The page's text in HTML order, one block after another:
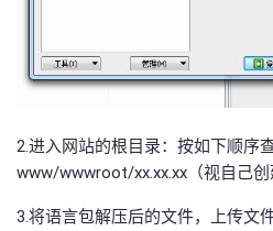
2.进入网站的根目录：按如下顺序查
www/wwwroot/xx.xx.xx（视自己
3.将语言包解压后的文件，上传文